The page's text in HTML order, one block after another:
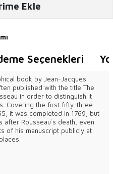
Ekle
Seçenekleri
book by Jean-Jacques
published with the title The
in order to distinguish it
Covering the first fifty-three
it was completed in 1769, but
after Rousseau`s death, even
of his manuscript publicly at